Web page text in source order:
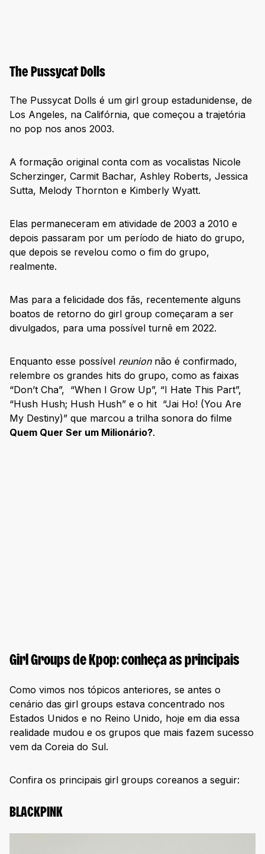
The Pussycat Dolls
The Pussycat Dolls é um girl group estadunidense, de
Los Angeles, na Califórnia, que começou a trajetória
no pop nos anos 2003.
A formação original conta com as vocalistas Nicole
Scherzinger, Carmit Bachar, Ashley Roberts, Jessica
Sutta, Melody Thornton e Kimberly Wyatt.
Elas permaneceram em atividade de 2003 a 2010 e
depois passaram por um período de hiato do grupo,
que depois se revelou como o fim do grupo,
realmente.
Mas para a felicidade dos fãs, recentemente alguns
boatos de retorno do girl group começaram a ser
divulgados, para uma possível turnê em 2022.
Enquanto esse possível reunion não é confirmado,
relembre os grandes hits do grupo, como as faixas
“Don’t Cha”, “When I Grow Up”, “I Hate This Part”,
“Hush Hush; Hush Hush” e o hit “Jai Ho! (You Are
My Destiny)” que marcou a trilha sonora do filme
Quem Quer Ser um Milionário?.
Girl Groups de Kpop: conheça as principais
Como vimos nos tópicos anteriores, se antes o
cenário das girl groups estava concentrado nos
Estados Unidos e no Reino Unido, hoje em dia essa
realidade mudou e os grupos que mais fazem sucesso
vem da Coreia do Sul.
Confira os principais girl groups coreanos a seguir:
BLACKPINK